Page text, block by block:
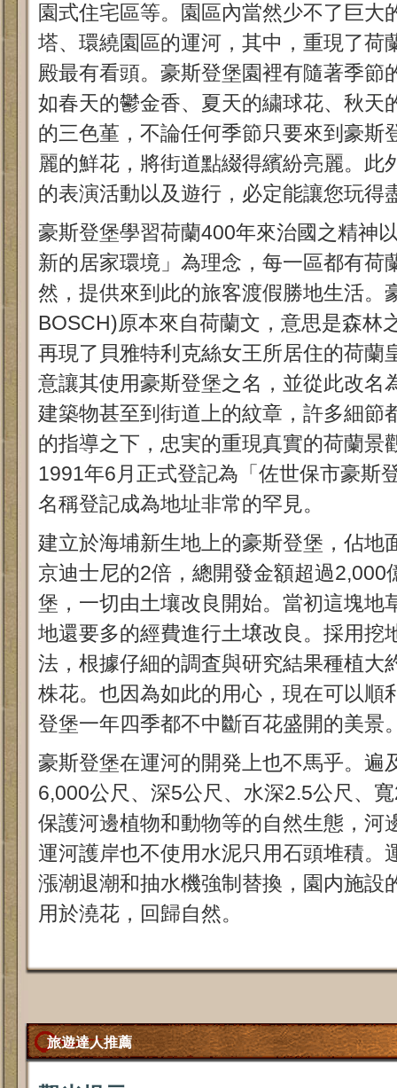
園式住宅區等。園區內當然少不了巨大
塔、環繞園區的運河，其中，重現了荷
殿最有看頭。豪斯登堡園裡有隨著季節
如春天的鬱金香、夏天的繍球花、秋天
的三色堇，不論任何季節只要來到豪斯
麗的鮮花，將街道點綴得繽紛亮麗。此
的表演活動以及遊行，必定能讓您玩得
豪斯登堡學習荷蘭400年來治國之精神
新的居家環境」為理念，每一區都有荷
然，提供來到此的旅客渡假勝地生活。
BOSCH)原本來自荷蘭文，意思是森林
再現了貝雅特利克絲女王所居住的荷蘭
意讓其使用豪斯登堡之名，並從此改名
建築物甚至到街道上的紋章，許多細節
的指導之下，忠実的重現真實的荷蘭景
1991年6月正式登記為「佐世保市豪斯
名稱登記成為地址非常的罕見。
建立於海埔新生地上的豪斯登堡，佔地
京迪士尼的2倍，總開發金額超過2,000
堡，一切由土壤改良開始。當初這塊地
地還要多的經費進行土壌改良。採用挖
法，根據仔細的調査與研究結果種植大
株花。也因為如此的用心，現在可以順
登堡一年四季都不中斷百花盛開的美景
豪斯登堡在運河的開発上也不馬乎。遍
6,000公尺、深5公尺、水深2.5公尺、
保護河邊植物和動物等的自然生態，河
運河護岸也不使用水泥只用石頭堆積。
漲潮退潮和抽水機強制替換，園内施設
用於澆花，回歸自然。
旅遊達人推薦